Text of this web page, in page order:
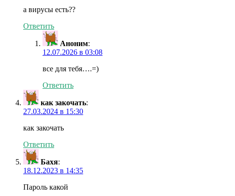
а вирусы есть??
Ответить
Аноним:
12.07.2026 в 03:08
все для тебя….=)
Ответить
как закочать:
27.03.2024 в 15:30
как закочать
Ответить
Бахя:
18.12.2023 в 14:35
Пароль какой